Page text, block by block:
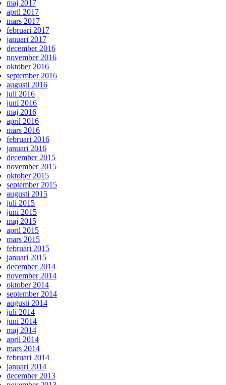
maj 2017
april 2017
mars 2017
februari 2017
januari 2017
december 2016
november 2016
oktober 2016
september 2016
augusti 2016
juli 2016
juni 2016
maj 2016
april 2016
mars 2016
februari 2016
januari 2016
december 2015
november 2015
oktober 2015
september 2015
augusti 2015
juli 2015
juni 2015
maj 2015
april 2015
mars 2015
februari 2015
januari 2015
december 2014
november 2014
oktober 2014
september 2014
augusti 2014
juli 2014
juni 2014
maj 2014
april 2014
mars 2014
februari 2014
januari 2014
december 2013